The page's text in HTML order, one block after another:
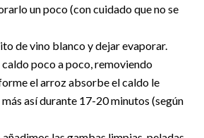
un poco (con cuidado que no se
de vino blanco y dejar evaporar.
caldo poco a poco, removiendo
el arroz absorbe el caldo le
así durante 17-20 minutos (según